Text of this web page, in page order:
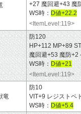
+27 魔回避+43 魔
WS時： D値+22.2
<ItemLevel:119>
防120
HP+112 MP+89
魔回避+53 魔防+2
WS時： D値+21
<ItemLevel:119>
竜
防10
VIT+9 レジストペ
WS時： D値+5.4